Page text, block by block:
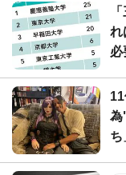
れ
必
為
ち